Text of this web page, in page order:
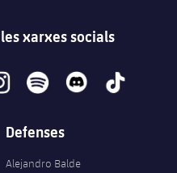
xarxes socials
spotify discord tiktok
Defenses
Alejandro Balde